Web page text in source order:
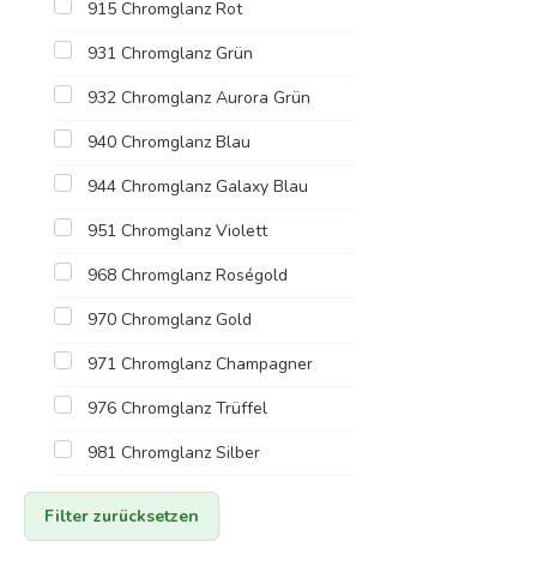
915 Chromglanz Rot
931 Chromglanz Grün
932 Chromglanz Aurora Grün
940 Chromglanz Blau
944 Chromglanz Galaxy Blau
951 Chromglanz Violett
968 Chromglanz Roségold
970 Chromglanz Gold
971 Chromglanz Champagner
976 Chromglanz Trüffel
981 Chromglanz Silber
Filter zurücksetzen